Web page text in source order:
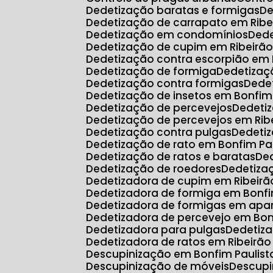
Dedetização baratas e formigas
Dedetização de carrapato em
Dedetização em condomínios
Dedetização de cupim em
Dedetização contra escorpião
Dedetização de formiga
Dedetização contra formigas
Dedetização de insetos em
Dedetização de percevejos
Dedetização de percevejos em
Dedetização contra pulgas
Dedetização de rato em Bonfim
Dedetização de ratos e baratas
Dedetização de roedores
Dedetizadora de cupim em
Dedetizadora de formiga em
Dedetizadora de formigas em
Dedetizadora de percevejo em
Dedetizadora para pulgas
Dedetizadora de ratos em
Descupinização em Bonfim
Descupinização de móveis